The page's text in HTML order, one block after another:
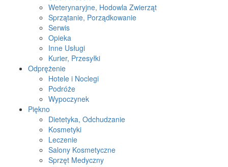
Weterynaryjne, Hodowla Zwierząt
Sprzątanie, Porządkowanie
Serwis
Opieka
Inne Usługi
Kurier, Przesyłki
Odprężenie
Hotele i Noclegi
Podróże
Wypoczynek
Piękno
Dietetyka, Odchudzanie
Kosmetyki
Leczenie
Salony Kosmetyczne
Sprzęt Medyczny